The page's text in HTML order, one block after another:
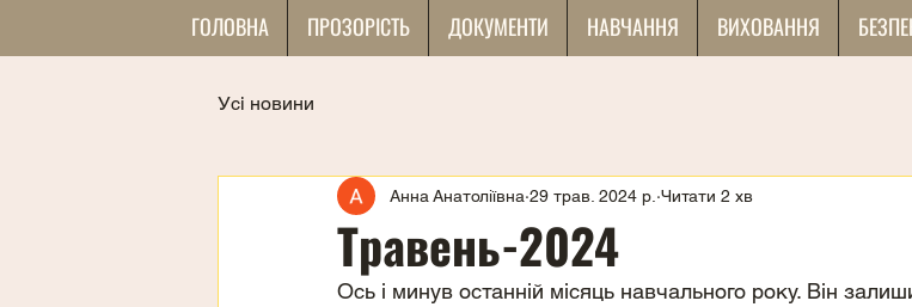
ГОЛОВНА ПРОЗОРІСТЬ ДОКУМЕНТИ НАВЧАННЯ ВИХОВАННЯ
Усі новини
Травень-2024
Анна Анатоліївна 29 трав. 2024 р. Читати 2 хв
Ось і минув останній місяць навчального року. Він